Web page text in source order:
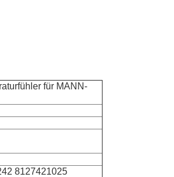
für MANN-
8127421025